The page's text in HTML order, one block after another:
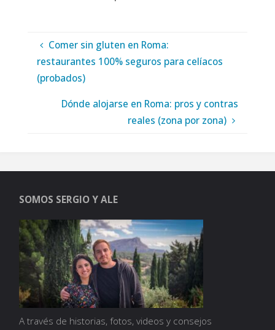
Comer sin gluten en Roma:
restaurantes 100% seguros para celíacos
(probados)
Dónde alojarse en Roma: pros y contras
reales (zona por zona)
SOMOS SERGIO Y ALE
A través de historias, fotos, videos y consejos